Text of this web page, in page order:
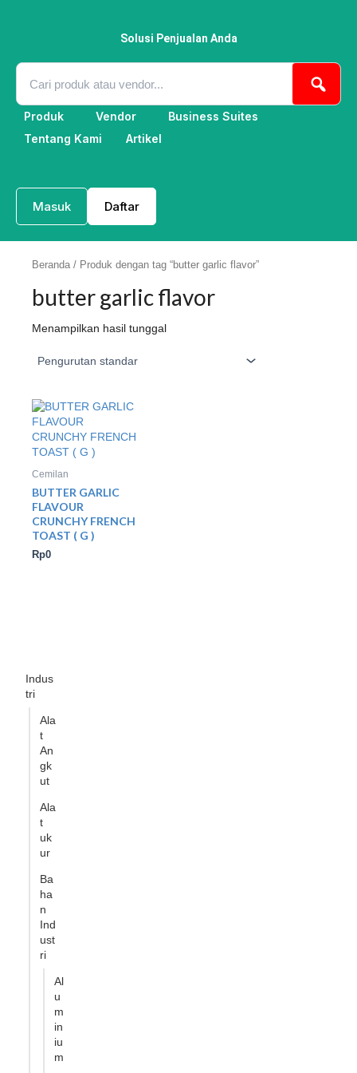
Solusi Penjualan Anda
Produk Vendor
Business Suites
Tentang Kami
Artikel
Masuk Daftar
Indus
tri
Ala
t
An
gk
ut
Ala
t
uk
ur
Ba
ha
n
Ind
ust
ri
Al
u
m
in
iu
m
Beranda / Produk dengan tag “butter garlic flavor”
butter garlic flavor
Menampilkan hasil tunggal
Cemilan
BUTTER GARLIC
FLAVOUR
CRUNCHY FRENCH
TOAST ( G )
Rp0